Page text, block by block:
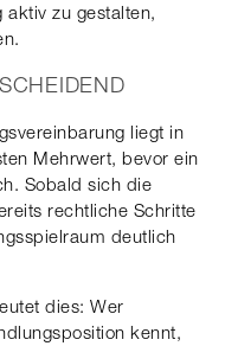
zu gestalten,
liegt in
Mehrwert, bevor ein
Sobald sich die
rechtliche Schritte
deutlich
dies: Wer
kennt,